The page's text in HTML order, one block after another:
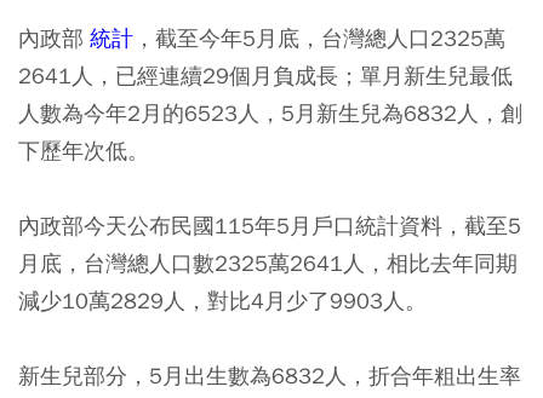
內政部 統計 ，截至今年5月底，台灣總人口2325萬
2641人，已經連續29個月負成長；單月新生兒最低
人數為今年2月的6523人，5月新生兒為6832人，創
下歷年次低。
內政部今天公布民國115年5月戶口統計資料，截至5
月底，台灣總人口數2325萬2641人，相比去年同期
減少10萬2829人，對比4月少了9903人。
新生兒部分，5月出生數為6832人，折合年粗出生率